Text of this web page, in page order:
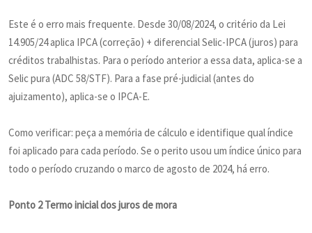
Este é o erro mais frequente. Desde 30/08/2024, o critério da Lei
14.905/24 aplica IPCA (correção) + diferencial Selic-IPCA (juros) para
créditos trabalhistas. Para o período anterior a essa data, aplica-se a
Selic pura (ADC 58/STF). Para a fase pré-judicial (antes do
ajuizamento), aplica-se o IPCA-E.
Como verificar: peça a memória de cálculo e identifique qual índice
foi aplicado para cada período. Se o perito usou um índice único para
todo o período cruzando o marco de agosto de 2024, há erro.
Ponto 2 Termo inicial dos juros de mora